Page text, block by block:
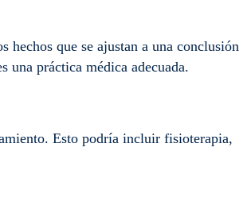
que se ajustan a una conclusión
práctica médica adecuada.
Esto podría incluir fisioterapia,